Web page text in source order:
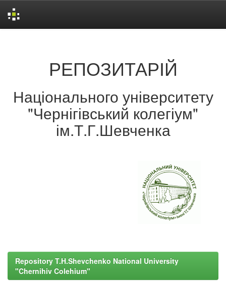
РЕПОЗИТАРІЙ
Національного університету
"Чернігівський колегіум"
ім.Т.Г.Шевченка
Repository T.H.Shevchenko National University
"Chernihiv Colehium"